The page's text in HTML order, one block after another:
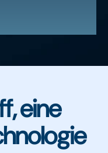
produziert
eine